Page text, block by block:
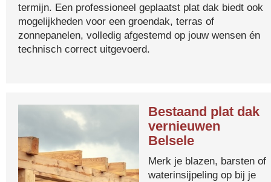
termijn. Een professioneel geplaatst plat dak biedt ook
mogelijkheden voor een groendak, terras of
zonnepanelen, volledig afgestemd op jouw wensen én
technisch correct uitgevoerd.
Bestaand plat dak
vernieuwen
Belsele
Merk je blazen, barsten of
waterinsijpeling op bij je